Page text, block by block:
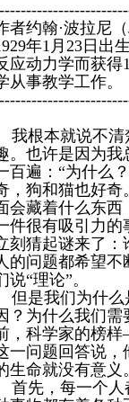
者约翰·波拉尼
年1月23日出
应动力学而获得
从事教学工作。
我根本就说不清
。也许是因为
百遍：“为什么
，狗和猫也好奇
会藏着什么东
件很有吸引力的
刻猜起谜来了
的问题都希望
说“理论”。
但是我们为什么
？为什么我们
，科学家的榜
一问题回答说，
生命就没有意义
首先，每一个人